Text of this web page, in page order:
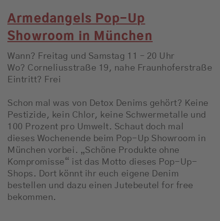
Armedangels Pop-Up
Showroom in München
Wann? Freitag und Samstag 11 – 20 Uhr
Wo? Corneliusstraße 19, nahe Fraunhoferstraße
Eintritt? Frei
Schon mal was von Detox Denims gehört? Keine
Pestizide, kein Chlor, keine Schwermetalle und
100 Prozent pro Umwelt. Schaut doch mal
dieses Wochenende beim Pop-Up Showroom in
München vorbei. „Schöne Produkte ohne
Kompromisse“ ist das Motto dieses Pop-Up-
Shops. Dort könnt ihr euch eigene Denim
bestellen und dazu einen Jutebeutel for free
bekommen.